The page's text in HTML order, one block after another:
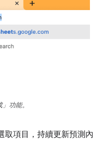
功能。
取項目，持續更新預測內